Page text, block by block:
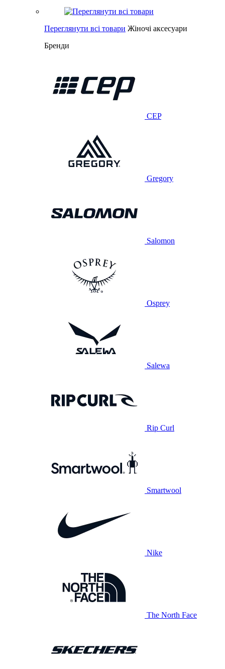
Переглянути всі товари Жіночі аксесуари
Бренди
CEP
Gregory
Salomon
Osprey
Salewa
Rip Curl
Smartwool
Nike
The North Face